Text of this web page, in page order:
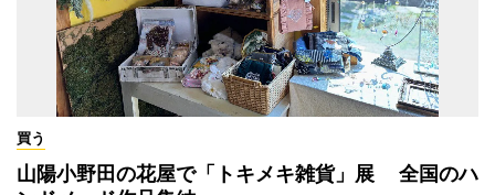
買う
山陽小野田の花屋で「トキメキ雑貨」展 全国のハ